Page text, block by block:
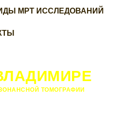
МРТ ИССЛЕДОВАНИЙ
ТОМОГРАФИИ